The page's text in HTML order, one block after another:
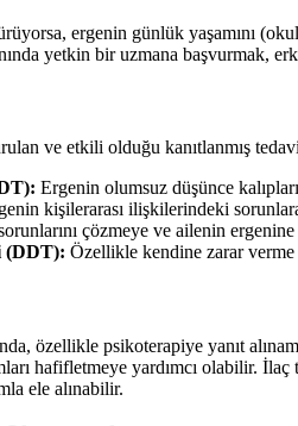
ergenin günlük yaşamını
yetkin bir uzmana başvurmak,
ve etkili olduğu kanıtlanmış
Ergenin olumsuz düşünce
kişilerarası ilişkilerindeki
çözmeye ve ailenin ergenine
(DDT): Özellikle kendine zarar
özellikle psikoterapiye yanıt
hafifletmeye yardımcı olabilir.
ele alınabilir.